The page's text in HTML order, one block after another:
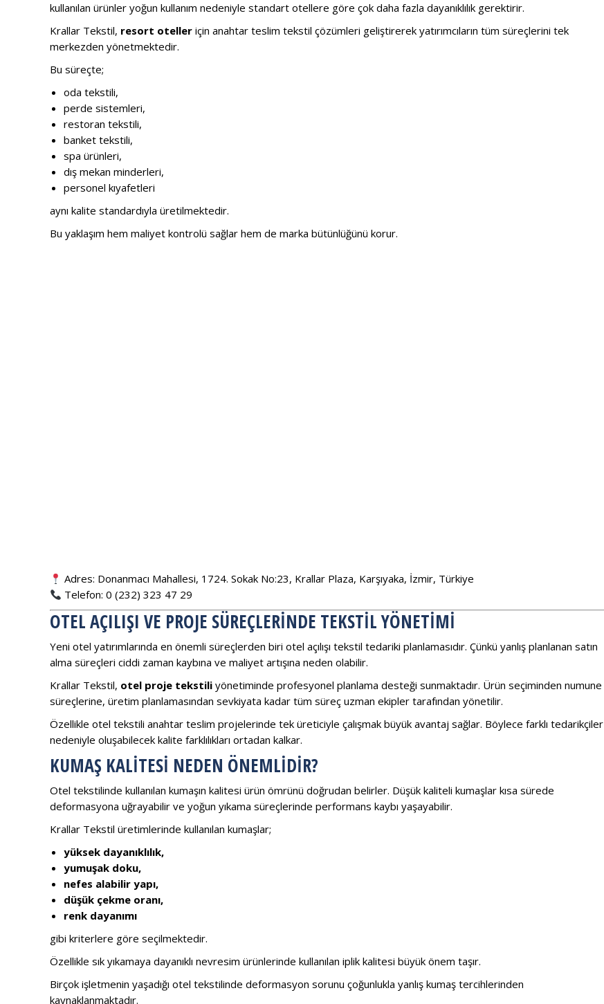
kullanılan ürünler yoğun kullanım nedeniyle standart otellere göre çok daha fazla dayanıklılık gerektirir.
Krallar Tekstil, resort oteller için anahtar teslim tekstil çözümleri geliştirerek yatırımcıların tüm süreçlerini tek
merkezden yönetmektedir.
Bu süreçte;
oda tekstili,
perde sistemleri,
restoran tekstili,
banket tekstili,
spa ürünleri,
dış mekan minderleri,
personel kıyafetleri
aynı kalite standardıyla üretilmektedir.
Bu yaklaşım hem maliyet kontrolü sağlar hem de marka bütünlüğünü korur.
Adres: Donanmacı Mahallesi, 1724. Sokak No:23, Krallar Plaza, Karşıyaka, İzmir, Türkiye
Telefon: 0 (232) 323 47 29
OTEL AÇILIŞI VE PROJE SÜREÇLERINDE TEKSTIL YÖNETIMI
Yeni otel yatırımlarında en önemli süreçlerden biri otel açılışı tekstil tedariki planlamasıdır. Çünkü yanlış planlanan satın
alma süreçleri ciddi zaman kaybına ve maliyet artışına neden olabilir.
Krallar Tekstil, otel proje tekstili yönetiminde profesyonel planlama desteği sunmaktadır. Ürün seçiminden numune
süreçlerine, üretim planlamasından sevkiyata kadar tüm süreç uzman ekipler tarafından yönetilir.
Özellikle otel tekstili anahtar teslim projelerinde tek üreticiyle çalışmak büyük avantaj sağlar. Böylece farklı tedarikçiler
nedeniyle oluşabilecek kalite farklılıkları ortadan kalkar.
KUMAŞ KALITESI NEDEN ÖNEMLIDIR?
Otel tekstilinde kullanılan kumaşın kalitesi ürün ömrünü doğrudan belirler. Düşük kaliteli kumaşlar kısa sürede
deformasyona uğrayabilir ve yoğun yıkama süreçlerinde performans kaybı yaşayabilir.
Krallar Tekstil üretimlerinde kullanılan kumaşlar;
yüksek dayanıklılık,
yumuşak doku,
nefes alabilir yapı,
düşük çekme oranı,
renk dayanımı
gibi kriterlere göre seçilmektedir.
Özellikle sık yıkamaya dayanıklı nevresim ürünlerinde kullanılan iplik kalitesi büyük önem taşır.
Birçok işletmenin yaşadığı otel tekstilinde deformasyon sorunu çoğunlukla yanlış kumaş tercihlerinden
kaynaklanmaktadır.